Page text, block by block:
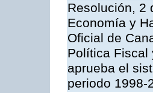
Resolución, 2
Economía y
Oficial de
Política Fiscal
aprueba el
periodo 1998-